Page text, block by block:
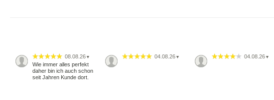
08.08.26 ▼
Wie immer alles perfekt
daher bin ich auch schon
seit Jahren Kunde dort.
04.08.26 ▼ 04.08.26 ▼